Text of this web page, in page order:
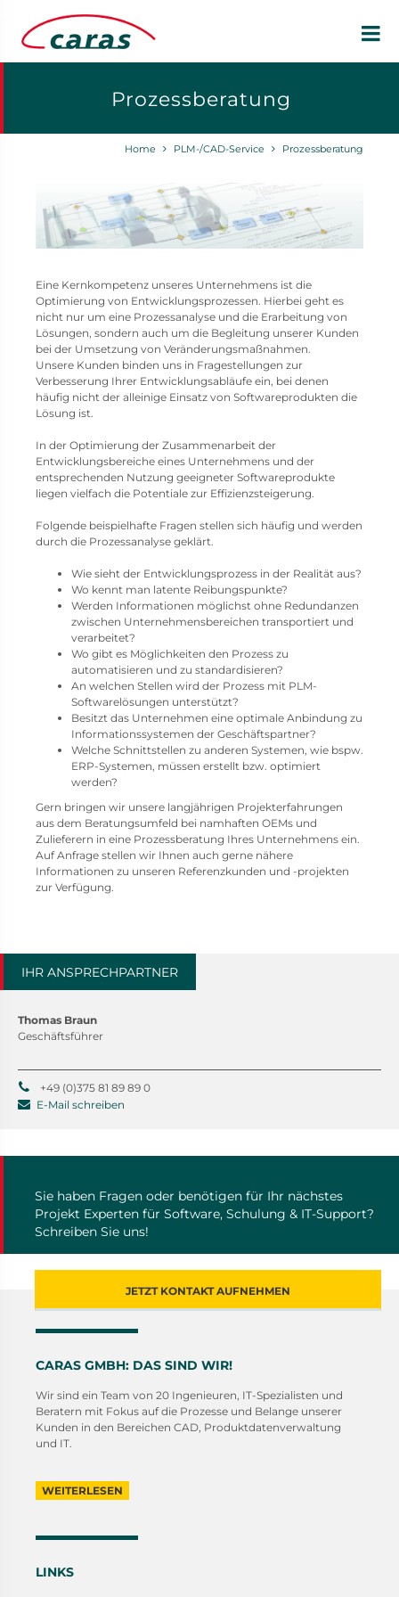
Prozessberatung
Home PLM-/CAD-Service Prozessberatung
Eine Kernkompetenz unseres Unternehmens ist die
Optimierung von Entwicklungsprozessen. Hierbei geht es
nicht nur um eine Prozessanalyse und die Erarbeitung von
Lösungen, sondern auch um die Begleitung unserer Kunden
bei der Umsetzung von Veränderungsmaßnahmen.
Unsere Kunden binden uns in Fragestellungen zur
Verbesserung Ihrer Entwicklungsabläufe ein, bei denen
häufig nicht der alleinige Einsatz von Softwareprodukten die
Lösung ist.
In der Optimierung der Zusammenarbeit der
Entwicklungsbereiche eines Unternehmens und der
entsprechenden Nutzung geeigneter Softwareprodukte
liegen vielfach die Potentiale zur Effizienzsteigerung.
Folgende beispielhafte Fragen stellen sich häufig und werden
durch die Prozessanalyse geklärt.
Wie sieht der Entwicklungsprozess in der Realität aus?
Wo kennt man latente Reibungspunkte?
Werden Informationen möglichst ohne Redundanzen
zwischen Unternehmensbereichen transportiert und
verarbeitet?
Wo gibt es Möglichkeiten den Prozess zu
automatisieren und zu standardisieren?
An welchen Stellen wird der Prozess mit PLM-
Softwarelösungen unterstützt?
Besitzt das Unternehmen eine optimale Anbindung zu
Informationssystemen der Geschäftspartner?
Welche Schnittstellen zu anderen Systemen, wie bspw.
ERP-Systemen, müssen erstellt bzw. optimiert
werden?
Gern bringen wir unsere langjährigen Projekterfahrungen
aus dem Beratungsumfeld bei namhaften OEMs und
Zulieferern in eine Prozessberatung Ihres Unternehmens ein.
Auf Anfrage stellen wir Ihnen auch gerne nähere
Informationen zu unseren Referenzkunden und -projekten
zur Verfügung.
IHR ANSPRECHPARTNER
Thomas Braun
Geschäftsführer
+49 (0)375 81 89 89 0
E-Mail schreiben
Sie haben Fragen oder benötigen für Ihr nächstes
Projekt Experten für Software, Schulung & IT-Support?
Schreiben Sie uns!
JETZT KONTAKT AUFNEHMEN
CARAS GMBH: DAS SIND WIR!
Wir sind ein Team von 20 Ingenieuren, IT-Spezialisten und
Beratern mit Fokus auf die Prozesse und Belange unserer
Kunden in den Bereichen CAD, Produktdatenverwaltung
und IT.
WEITERLESEN
LINKS